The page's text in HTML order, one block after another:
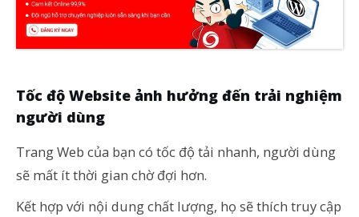
Tốc độ Website ảnh hưởng đến trải nghiệm
người dùng
Trang Web của bạn có tốc độ tải nhanh, người dùng
sẽ mất ít thời gian chờ đợi hơn.
Kết hợp với nội dung chất lượng, họ sẽ thích truy cập